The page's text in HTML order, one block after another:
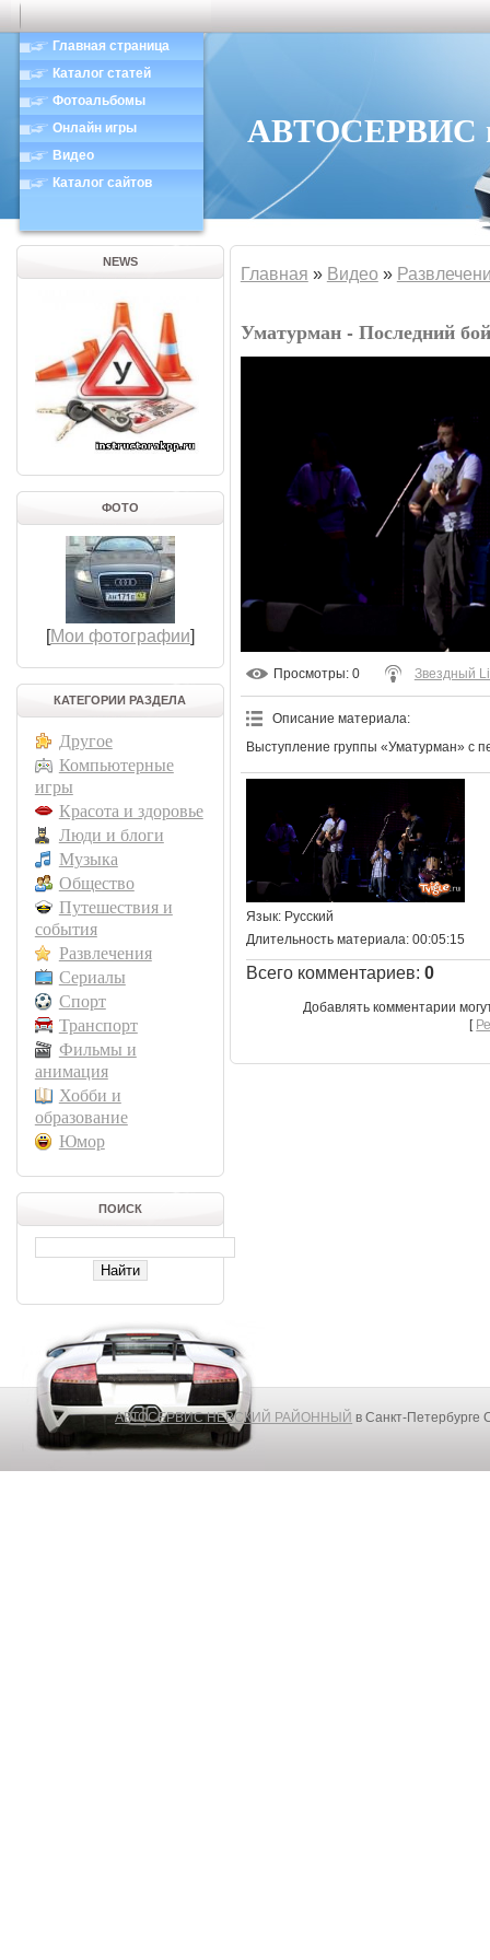
Главная страница
Каталог статей
Фотоальбомы
Онлайн игры
Видео
Каталог сайтов
АВТОСЕРВИС в
NEWS
ФОТО
[Мои фотографии]
КАТЕГОРИИ РАЗДЕЛА
Другое
Компьютерные
игры
Красота и здоровье
Люди и блоги
Музыка
Общество
Путешествия и
события
Развлечения
Сериалы
Спорт
Транспорт
Фильмы и
анимация
Хобби и
образование
Юмор
ПОИСК
Главная » Видео »
Уматурман - Последний
Просмотры: 0 Звездный
Описание материала:
Выступление группы «Уматурман» с
Язык: Русский
Длительность материала: 00:05:15
Всего комментариев: 0
Добавлять комментарии
[
АВТОСЕРВИС НЕВСКИЙ РАЙОННЫЙ в Санкт-Петербурге